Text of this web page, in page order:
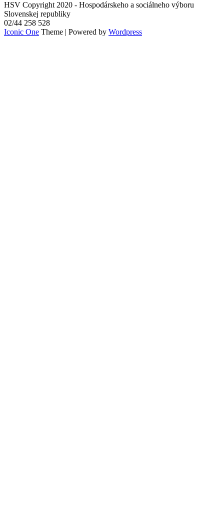
HSV Copyright 2020 - Hospodárskeho a sociálneho výboru
Slovenskej republiky
02/44 258 528
Iconic One Theme | Powered by Wordpress